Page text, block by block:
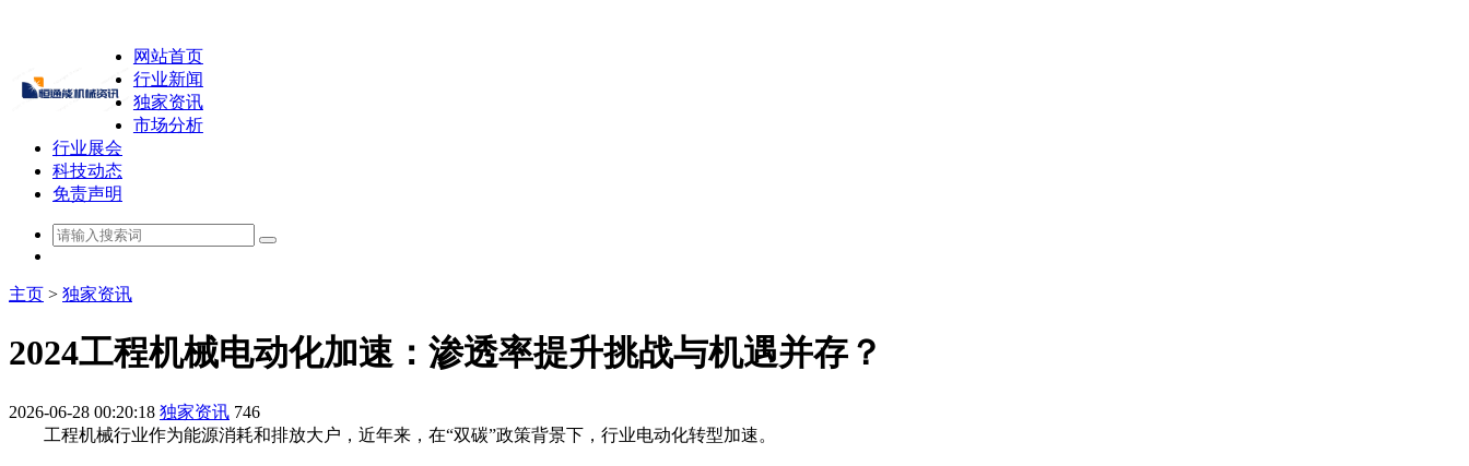
网站首页
行业新闻
独家资讯
市场分析
行业展会
科技动态
免责声明
主页 > 独家资讯
2024工程机械电动化加速：渗透率提升挑战与机遇并存？
2026-06-28 00:20:18 独家资讯 746
工程机械行业作为能源消耗和排放大户，近年来，在“双碳”政策背景下，行业电动化转型加速。